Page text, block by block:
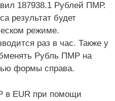
187938.1 Рублей ПМР.
результат будет
режиме.
раз в час. Также у
Рубль ПМР на
формы справа.
в EUR при помощи